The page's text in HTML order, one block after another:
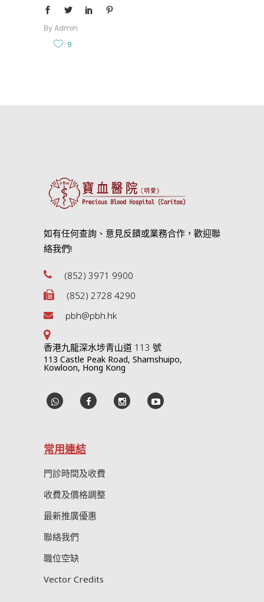
ByAdmin
9
如有任何查詢、意見反饋或業務合作，歡迎聯
絡我們!
(852) 3971 9900
(852) 2728 4290
pbh@pbh.hk
香港九龍深水埗青山道 113 號
113 Castle Peak Road, Shamshuipo,
Kowloon, Hong Kong
常用連結
門診時間及收費
收費及價格調整
最新推廣優惠
聯絡我們
職位空缺
Vector Credits